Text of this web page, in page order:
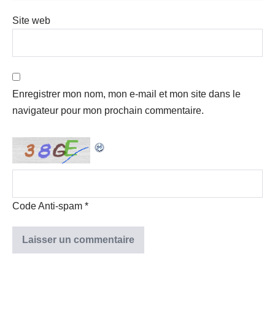
Site web
Enregistrer mon nom, mon e-mail et mon site dans le
navigateur pour mon prochain commentaire.
Code Anti-spam *